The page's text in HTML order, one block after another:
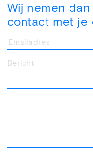
Wij nemen
contact met je